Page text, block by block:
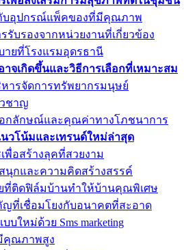
บอุปกรณ์แพ็คของที่มีคุณภาพ
รับรองจากหน่วยงานที่เกี่ยวข้อง
ยที่โรงแรมอุดรธานี
จเกิดขึ้นและวิธีการเลือกที่เหมาะสม
ารจัดการทรัพยากรมนุษย์
ชาญ
อกลักษณ์และคุณค่าทางโภชนาการ
วโน้มและเทรนด์ใหม่ล่าสุด
พื่อสร้างลุคที่สวยงาม
นุกและความคิดสร้างสรรค์
ที่ติดฟิล์มบ้านทำให้บ้านคุณพิเศษ
ที่เชื่อมโยงกับอนาคตที่สะอาด
ใหม่ด้วย Sms marketing
คุณภาพสูง